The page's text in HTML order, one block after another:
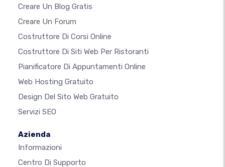
Creare Un Blog Gratis
Creare Un Forum
Costruttore Di Corsi Online
Costruttore Di Siti Web Per Ristoranti
Pianificatore Di Appuntamenti Online
Web Hosting Gratuito
Design Del Sito Web Gratuito
Servizi SEO
Azienda
Informazioni
Centro Di Supporto